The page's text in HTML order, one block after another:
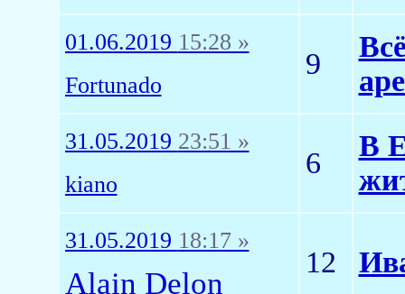
01.06.2019 15:28 »
Fortunado
9
31.05.2019 23:51 »
kiano
6
В
31.05.2019 18:17 »
Alain Delon
12